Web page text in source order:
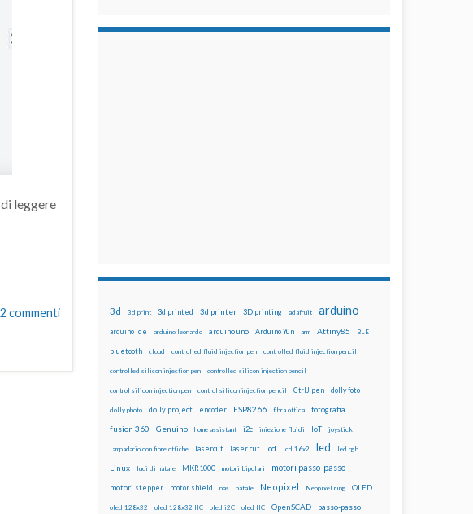
leggere
2 commenti 3d 3d print 3d printed 3d printer 3D printing adafruit arduino
arduino ide arduino leonardo arduino uno Arduino Yún arm Attiny85 BLE
bluetooth cloud controlled fluid injection pen controlled fluid injection pencil
controlled silicon injection pen controlled silicon injection pencil
control silicon injection pen control silicon injection pencil CtrlJ pen dolly foto
dolly photo dolly project encoder ESP8266 fibra ottica fotografia
fusion 360 Genuino home assistant i2c iniezione fluidi IoT joystick
lampadario con fibre ottiche lasercut laser cut lcd lcd 16x2 led led rgb
Linux luci di natale MKR1000 motori bipolari motori passo-passo
motori stepper motor shield nas natale Neopixel Neopixel ring OLED
oled 128x32 oled 128x32 IIC oled i2C oled IIC OpenSCAD passo-passo